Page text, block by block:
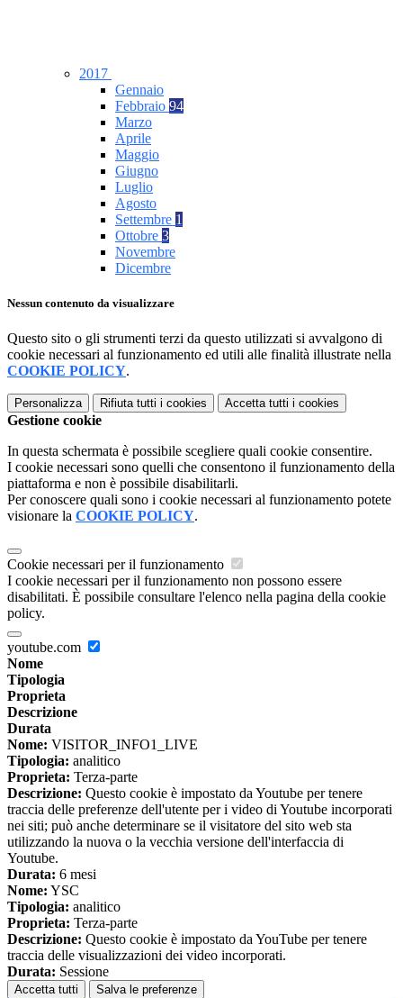
2017
Gennaio
Febbraio 94
Marzo
Aprile
Maggio
Giugno
Luglio
Agosto
Settembre 1
Ottobre 3
Novembre
Dicembre
Nessun contenuto da visualizzare
Questo sito o gli strumenti terzi da questo utilizzati si avvalgono di
cookie necessari al funzionamento ed utili alle finalità illustrate nella
COOKIE POLICY.
Personalizza Rifiuta tutti i cookies Accetta tutti i cookies
Gestione cookie
In questa schermata è possibile scegliere quali cookie consentire.
I cookie necessari sono quelli che consentono il funzionamento della
piattaforma e non è possibile disabilitarli.
Per conoscere quali sono i cookie necessari al funzionamento potete
visionare la COOKIE POLICY.
Cookie necessari per il funzionamento
I cookie necessari per il funzionamento non possono essere
disabilitati. È possibile consultare l'elenco nella pagina della cookie
policy.
youtube.com
Nome
Tipologia
Proprieta
Descrizione
Durata
Nome: VISITOR_INFO1_LIVE
Tipologia: analitico
Proprieta: Terza-parte
Descrizione: Questo cookie è impostato da Youtube per tenere
traccia delle preferenze dell'utente per i video di Youtube incorporati
nei siti; può anche determinare se il visitatore del sito web sta
utilizzando la nuova o la vecchia versione dell'interfaccia di
Youtube.
Durata: 6 mesi
Nome: YSC
Tipologia: analitico
Proprieta: Terza-parte
Descrizione: Questo cookie è impostato da YouTube per tenere
traccia delle visualizzazioni dei video incorporati.
Durata: Sessione
Accetta tutti Salva le preferenze